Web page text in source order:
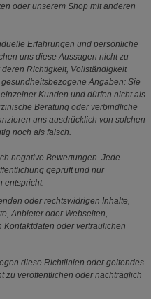
oder unserem Shop mit anderen
Erfahrungen und persönliche
uns diese Aussagen nicht zu
Richtigkeit, Vollständigkeit
Angaben: Sie
Kunden und dürfen nicht als
Beratung oder verbindliche
uns ausdrücklich von solchen
noch als falsch.
negative Bewertungen. Jede
geprüft und nur
entspricht:
oder rechtswidrigen Inhalte,
Anbieter oder Webseiten,
oder vertraulichen
diese Richtlinien oder geltendes
zu veröffentlichen oder nachträglich